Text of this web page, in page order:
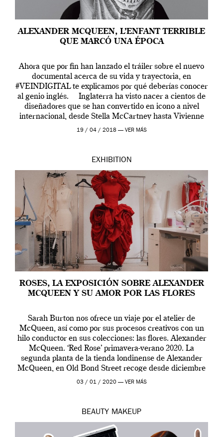
ALEXANDER MCQUEEN, L’ENFANT TERRIBLE
QUE MARCÓ UNA ÉPOCA
Ahora que por fin han lanzado el tráiler sobre el nuevo
documental acerca de su vida y trayectoria, en
#VEINDIGITAL te explicamos por qué deberías conocer
al genio inglés. Inglaterra ha visto nacer a cientos de
diseñadores que se han convertido en icono a nivel
internacional, desde Stella McCartney hasta Vivienne
Westwood pasando […]
19 / 04 / 2018 — VER MÁS
EXHIBITION
ROSES, LA EXPOSICIÓN SOBRE ALEXANDER
MCQUEEN Y SU AMOR POR LAS FLORES
Sarah Burton nos ofrece un viaje por el atelier de
McQueen, así como por sus procesos creativos con un
hilo conductor en sus colecciones: las flores. Alexander
McQueen. ‘Red Rose’ primavera-verano 2020. La
segunda planta de la tienda londinense de Alexander
McQueen, en Old Bond Street recoge desde diciembre
de 2019 hasta final de abril […]
03 / 01 / 2020 — VER MÁS
BEAUTY MAKEUP